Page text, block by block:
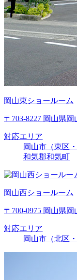
岡山東ショールーム
〒703-8227 岡山県岡
対応エリア
岡山市（東区
和気郡和気町
岡山西ショールーム
〒700-0975 岡山県
対応エリア
岡山市（北区